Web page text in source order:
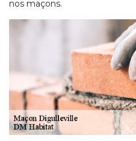
nos maçons.